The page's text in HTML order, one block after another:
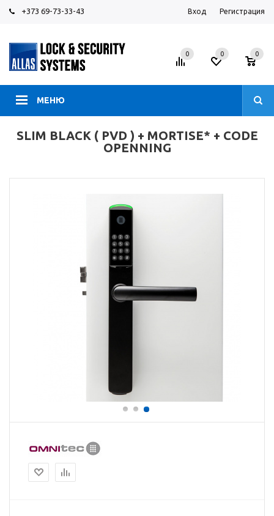
+373 69-73-33-43 Вход Регистрация
МЕНЮ
0 0 0
SLIM BLACK ( PVD ) + MORTISE* + CODE
OPENNING